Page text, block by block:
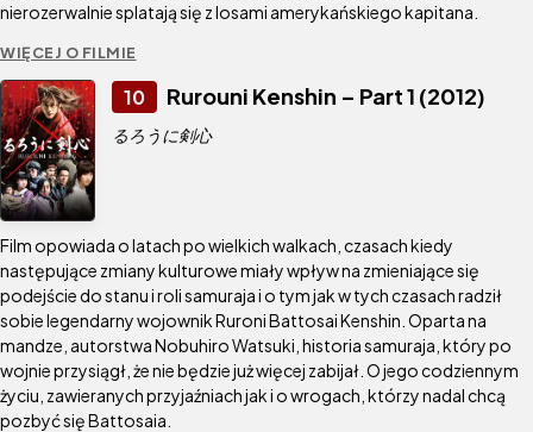
nierozerwalnie splatają się z losami amerykańskiego kapitana.
WIĘCEJ O FILMIE
10 Rurouni Kenshin – Part 1 (2012)
るろうに剣心
Film opowiada o latach po wielkich walkach, czasach kiedy
następujące zmiany kulturowe miały wpływ na zmieniające się
podejście do stanu i roli samuraja i o tym jak w tych czasach radził
sobie legendarny wojownik Ruroni Battosai Kenshin. Oparta na
mandze, autorstwa Nobuhiro Watsuki, historia samuraja, który po
wojnie przysiągł, że nie będzie już więcej zabijał. O jego codziennym
życiu, zawieranych przyjaźniach jak i o wrogach, którzy nadal chcą
pozbyć się Battosaia.